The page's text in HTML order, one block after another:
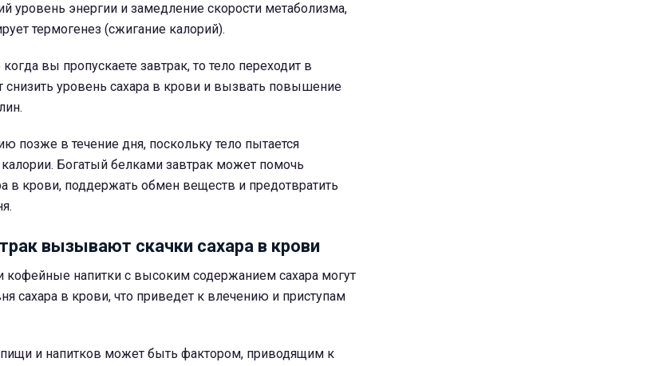
уровень энергии и замедление скорости метаболизма,
термогенез (сжигание калорий).
вы пропускаете завтрак, то тело переходит в
снизить уровень сахара в крови и вызвать повышение
позже в течение дня, поскольку тело пытается
Богатый белками завтрак может помочь
в крови, поддержать обмен веществ и предотвратить
вызывают скачки сахара в крови
кофейные напитки с высоким содержанием сахара могут
сахара в крови, что приведет к влечению и приступам
и напитков может быть фактором, приводящим к